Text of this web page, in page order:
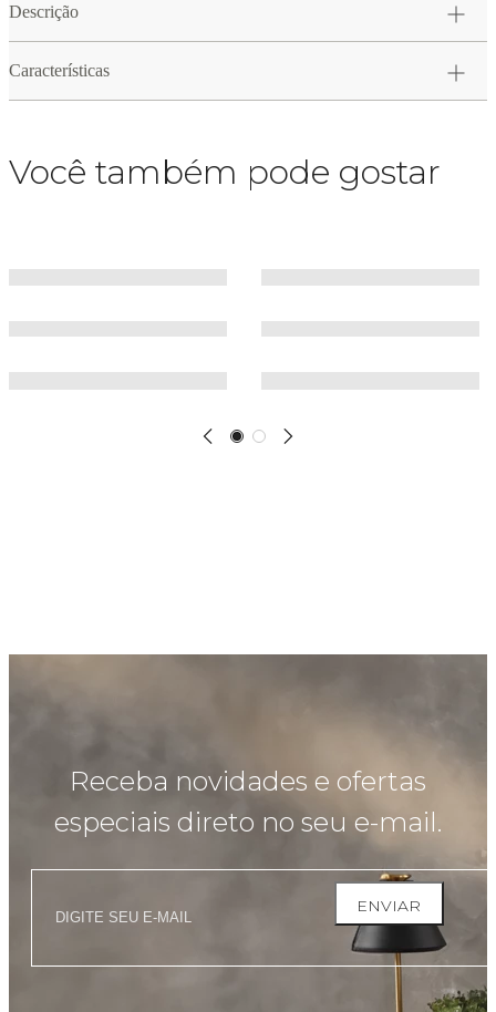
Descrição
Características
Você também pode gostar
Receba novidades e ofertas
especiais direto no seu e-mail.
ENVIAR